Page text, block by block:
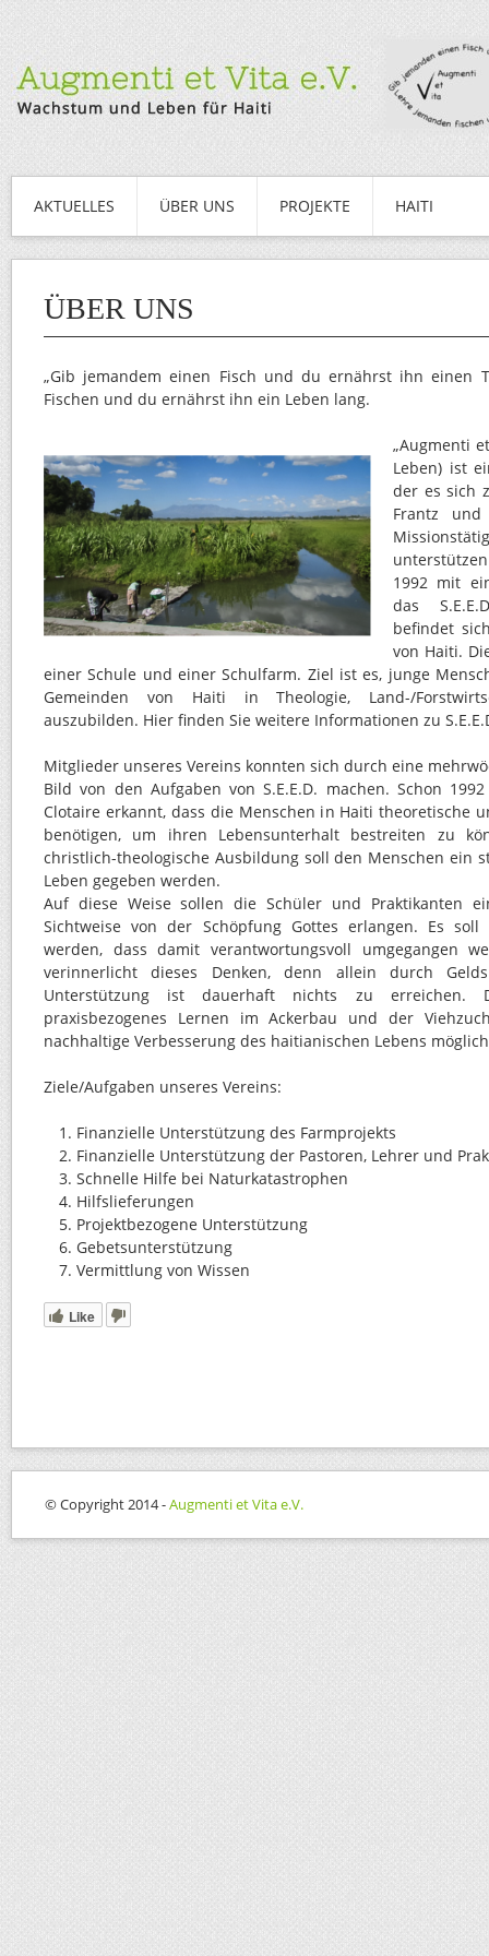
AKTUELLES ÜBER UNS PROJEKTE HAITI
ÜBER UNS
„Gib jemandem einen Fisch und du ernährst ihn einen
Fischen und du ernährst ihn ein Leben lang.
„Augmenti
Leben) ist
der es sich
Frantz
1992 mit
das
befindet
von Haiti.
einer Schule und einer Schulfarm. Ziel ist es, junge
Gemeinden von Haiti in Theologie, Land-/
auszubilden. Hier finden Sie weitere Informationen zu
Mitglieder unseres Vereins konnten sich durch eine
Bild von den Aufgaben von S.E.E.D. machen. Schon
Clotaire erkannt, dass die Menschen in Haiti theoretische
benötigen, um ihren Lebensunterhalt bestreiten zu
christlich-theologische Ausbildung soll den Menschen ein
Leben gegeben werden.
Auf diese Weise sollen die Schüler und Praktikanten
Sichtweise von der Schöpfung Gottes erlangen. Es
werden, dass damit verantwortungsvoll umgegangen
verinnerlicht dieses Denken, denn allein durch
Unterstützung ist dauerhaft nichts zu erreichen.
praxisbezogenes Lernen im Ackerbau und der
nachhaltige Verbesserung des haitianischen Lebens
Ziele/Aufgaben unseres Vereins:
Finanzielle Unterstützung des Farmprojekts
Finanzielle Unterstützung der Pastoren, Lehrer und
Schnelle Hilfe bei Naturkatastrophen
Hilfslieferungen
Projektbezogene Unterstützung
Gebetsunterstützung
Vermittlung von Wissen
Like
© Copyright 2014 -Augmenti et Vita e.V.